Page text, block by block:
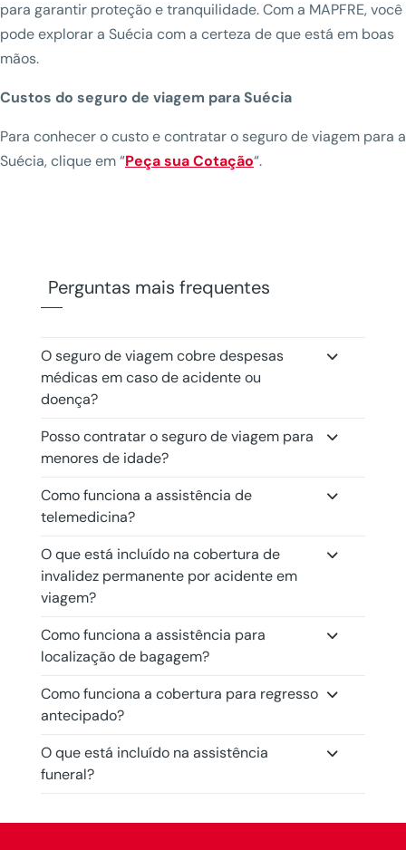
para garantir proteção e tranquilidade. Com a MAPFRE, você
pode explorar a Suécia com a certeza de que está em boas
mãos.
Custos do seguro de viagem para Suécia
Para conhecer o custo e contratar o seguro de viagem para a
Suécia, clique em “Peça sua Cotação“.
Perguntas mais frequentes
O seguro de viagem cobre despesas
médicas em caso de acidente ou
doença?
Posso contratar o seguro de viagem para
menores de idade?
Como funciona a assistência de
telemedicina?
O que está incluído na cobertura de
invalidez permanente por acidente em
viagem?
Como funciona a assistência para
localização de bagagem?
Como funciona a cobertura para regresso
antecipado?
O que está incluído na assistência
funeral?